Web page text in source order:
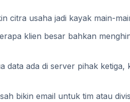
citra usaha jadi kayak main-
klien besar bahkan
data ada di server pihak ketiga,
bikin email untuk tim atau